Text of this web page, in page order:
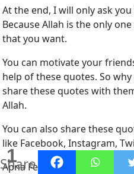
At the end, I will only ask
Because Allah is the only
that you want.
You can motivate your
help of these quotes. So
share these quotes with
Allah.
You can also share these
like Facebook, Instagram,
Apna Feedback Zaror Den.
1
Share